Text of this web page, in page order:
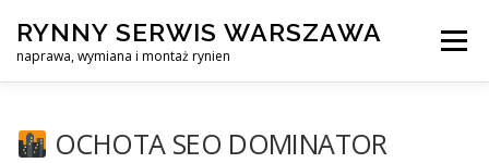
content
RYNNY SERWIS WARSZAWA
naprawa, wymiana i montaż rynien
Menu
OCHOTA SEO DOMINATOR